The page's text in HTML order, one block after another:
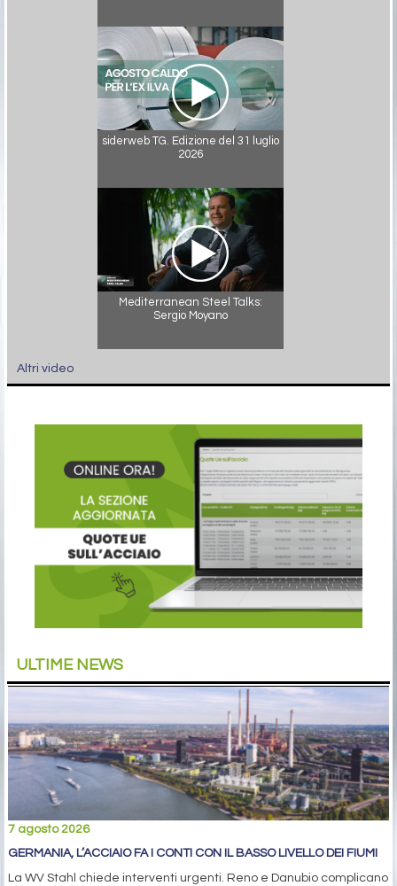
siderweb TG. Edizione del 31 luglio
2026
Mediterranean Steel Talks:
Sergio Moyano
Altri video
ULTIME NEWS
7 agosto 2026
GERMANIA, L’ACCIAIO FA I CONTI CON IL BASSO LIVELLO DEI FIUMI
La WV Stahl chiede interventi urgenti. Reno e Danubio complicano